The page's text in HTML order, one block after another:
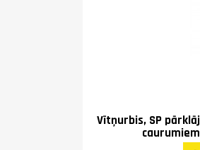
Vītņurbis, SP